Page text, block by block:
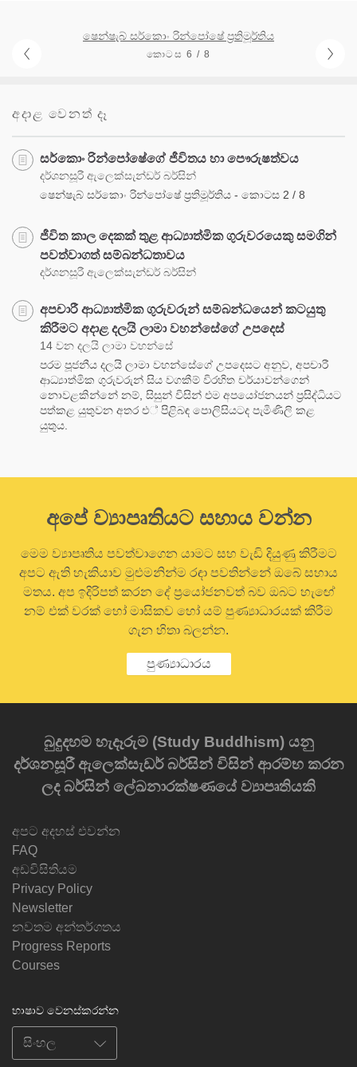
ෂෙන්ෂැබ් සර්කොං රින්පෝෂේ ප්‍රතිමූර්තිය
කොටස 6 / 8
අදාළ වෙනත් දෑ
සර්කොං රින්පෝෂේගේ ජීවිතය හා පෞරුෂත්වය
දර්ශනසූරී ඇලෙක්සැන්ඩර් බර්සින්
ෂෙන්ෂැබ් සර්කොං රින්පෝෂේ ප්‍රතිමූර්තිය - කොටස 2 / 8
ජීවිත කාල දෙකක් තුළ ආධ්‍යාත්මික ගුරුවරයෙකු සමගින්
පවත්වාගත් සම්බන්ධතාවය
දර්ශනසූරී ඇලෙක්සැන්ඩර් බර්සින්
අපචාරී ආධ්‍යාත්මික ගුරුවරුන් සම්බන්ධයෙන් කටයුතු
කිරීමට අදාළ දලයි ලාමා වහන්සේගේ උපදෙස්
14 වන දලයි ලාමා වහන්සේ
පරම පූජනීය දලයි ලාමා වහන්සේගේ උපදෙසට අනුව, අපචාරී
ආධ්‍යාත්මික ගුරුවරුන් සිය වගකීම් විරහිත චර්යාවන්ගෙන්
නොවළකින්නේ නම්, සිසුන් විසින් එම අපයෝජනයන් ප්‍රසිද්ධියට
පත්කළ යුතුවන අතර එ් පිළිබඳ පොලිසියටද පැමිණිලි කළ
යුතුය.
අපේ ව්‍යාපෘතියට සහාය වන්න
මෙම ව්‍යාපෘතිය පවත්වාගෙන යාමට සහ වැඩි දියුණු කිරීමට
අපට ඇති හැකියාව මුළුමනින්ම රඳා පවතින්නේ ඔබේ සහාය
මතය. අප ඉදිරිපත් කරන දේ ප්‍රයෝජනවත් බව ඔබට හැඟේ
නම් එක් වරක් හෝ මාසිකව හෝ යම් පුණ්‍යාධාරයක් කිරීම
ගැන හිතා බලන්න.
පුණ්‍යාධාරය
බුදුදහම හැදෑරුම (Study Buddhism) යනු
දර්ශනසූරී ඇලෙක්සැඩර් බර්සින් විසින් ආරම්භ කරන
ලද බර්සින් ලේඛනාරක්ෂණයේ ව්‍යාපෘතියකි
අපට අදහස් එවන්න
FAQ
අඩවිසිතියම
Privacy Policy
Newsletter
නවතම අන්තර්ගතය
Progress Reports
Courses
භාෂාව වෙනස්කරන්න